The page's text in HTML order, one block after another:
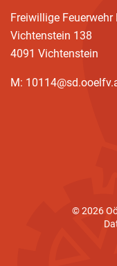
Freiwillige Feuerwehr
Vichtenstein 138
4091 Vichtenstein
M:
© 2026